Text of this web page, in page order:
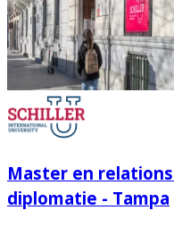
Master en
diplomatie - Tampa